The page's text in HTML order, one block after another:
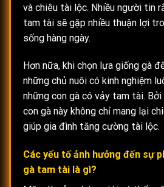
và chiêu tài lộc. Nhiều người tin
tam tài sẽ gặp nhiều thuận lợi
sống hàng ngày.
Hơn nữa, khi chọn lựa giống gà
những chủ nuôi có kinh nghiệm
những con gà có vảy tam tài.
con gà này không chỉ mang lại
giúp gia đình tăng cường tài lộc.
Các yếu tố ảnh hưởng đến sự
gà tam tài là gì?